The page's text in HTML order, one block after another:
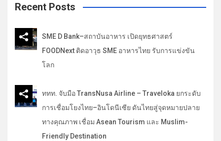
c
Recent Posts
SME D Bank–สถาบันอาหาร เปิดยุทธศาสตร์
FOODNext ติดอาวุธ SME อาหารไทย รับการแข่งขัน
โลก
ททท. จับมือ TransNusa Airline – Traveloka ยกระดับ
การเชื่อมโยงไทย–อินโดนีเซีย ดันไทยสู่จุดหมายปลาย
ทางคุณภาพ เชื่อม Asean Tourism และ Muslim-
Friendly Destination